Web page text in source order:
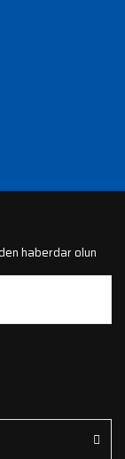
haberdar olun